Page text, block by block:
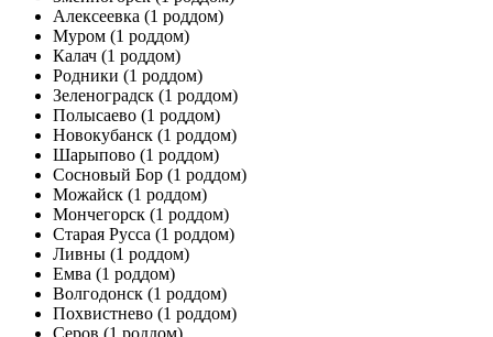
Алексеевка (1 роддом)
Муром (1 роддом)
Калач (1 роддом)
Родники (1 роддом)
Зеленоградск (1 роддом)
Полысаево (1 роддом)
Новокубанск (1 роддом)
Шарыпово (1 роддом)
Сосновый Бор (1 роддом)
Можайск (1 роддом)
Мончегорск (1 роддом)
Старая Русса (1 роддом)
Ливны (1 роддом)
Емва (1 роддом)
Волгодонск (1 роддом)
Похвистнево (1 роддом)
Серов (1 роддом)